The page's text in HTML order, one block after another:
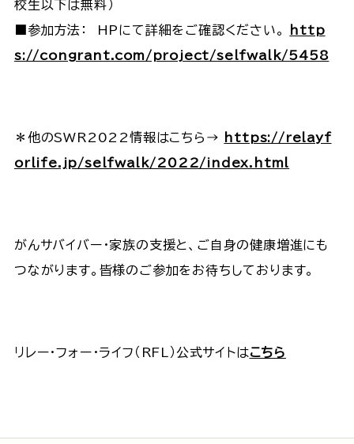
校生以下は無料）
■参加方法： HPにて詳細をご確認ください。
http
s://congrant.com/project/selfwalk/5458
＊他のSWR2022情報はこちら→
https://relayf
orlife.jp/selfwalk/2022/index.html
がんサバイバー・家族の支援と、ご自身の健康増進にも
つながります。皆様のご参加をお待ちしております。
リレー・フォー・ライフ（RFL）公式サイトはこちら